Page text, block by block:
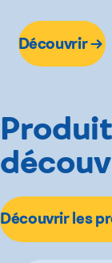
Découvrir
Découvrir les